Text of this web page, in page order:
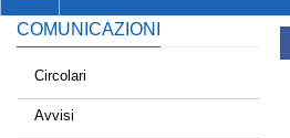
NAVIGATION
COMUNICAZIONI
Circolari
Avvisi